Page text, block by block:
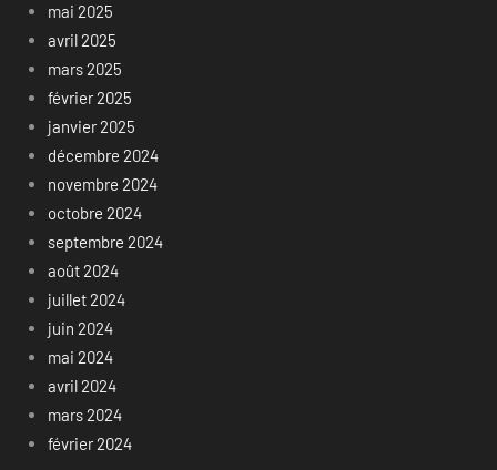
mai 2025
avril 2025
mars 2025
février 2025
janvier 2025
décembre 2024
novembre 2024
octobre 2024
septembre 2024
août 2024
juillet 2024
juin 2024
mai 2024
avril 2024
mars 2024
février 2024